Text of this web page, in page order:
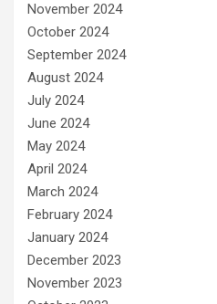
November 2024
October 2024
September 2024
August 2024
July 2024
June 2024
May 2024
April 2024
March 2024
February 2024
January 2024
December 2023
November 2023